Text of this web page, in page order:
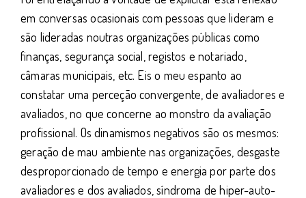
em conversas ocasionais com pessoas que lideram e
são lideradas noutras organizações públicas como
finanças, segurança social, registos e notariado,
câmaras municipais, etc. Eis o meu espanto ao
constatar uma perceção convergente, de avaliadores e
avaliados, no que concerne ao monstro da avaliação
profissional. Os dinamismos negativos são os mesmos:
geração de mau ambiente nas organizações, desgaste
desproporcionado de tempo e energia por parte dos
avaliadores e dos avaliados, síndroma de hiper-auto-